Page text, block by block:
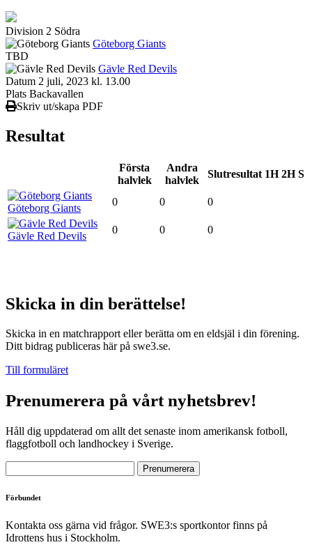
Division 2 Södra
Göteborg Giants
TBD
Gävle Red Devils
Datum 2 juli, 2023 kl. 13.00
Plats Backavallen
Skriv ut/skapa PDF
Resultat
Första
halvlek
Andra
halvlek
Slutresultat 1H 2H S
Göteborg Giants
0 0 0
Gävle Red Devils
0 0 0
Skicka in din berättelse!
Skicka in en matchrapport eller berätta om en eldsjäl i din förening.
Ditt bidrag publiceras här på swe3.se.
Till formuläret
Prenumerera på vårt nyhetsbrev!
Håll dig uppdaterad om allt det senaste inom amerikansk fotboll,
flaggfotboll och landhockey i Sverige.
Förbundet
Kontakta oss gärna vid frågor. SWE3:s sportkontor finns på
Idrottens hus i Stockholm.